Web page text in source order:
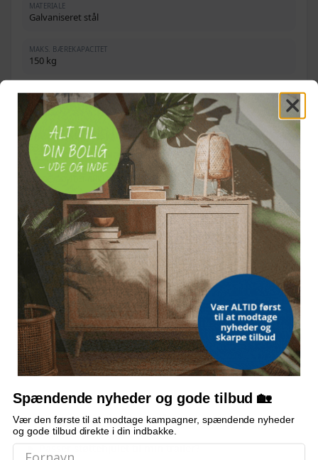
MATERIALE
Galvaniseret stål
MAKS. BÆREKAPACITET
150 kg
RØRDIAMETER
48 mm
HØJDE, LUKKET (INKL. HÅNDTAG)
53 cm
HØJDE, UDVIDET (INKL. HÅNDTAG)
75 cm
HJUL
200 mm solidt, skridsikkert gummi med metalrand
KLEMME
Diameter 48 mm
AFSTAND MELLEM CENTRUM PÅ FIKSERINGSHULLER
10,5 cm
INKLUDERET
1 støttehjul og 1 splitklemme
OFTE STILLEDE SPØRGSMÅL
Spændende nyheder og gode tilbud 🏡
Vær den første til at modtage kampagner, spændende nyheder
og gode tilbud direkte i din indbakke.